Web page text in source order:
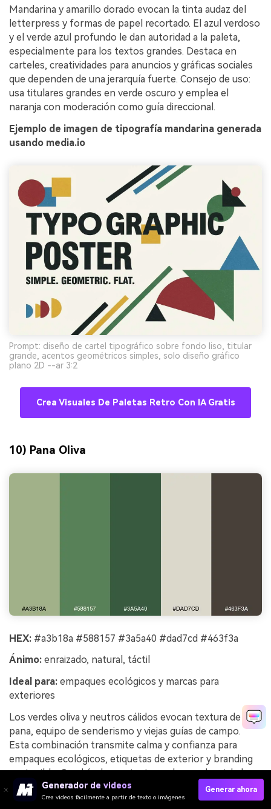
Mandarina y amarillo dorado evocan la tinta audaz del
letterpress y formas de papel recortado. El azul verdoso
y el verde azul profundo le dan autoridad a la paleta,
especialmente para los textos grandes. Destaca en
carteles, creatividades para anuncios y gráficas sociales
que dependen de una jerarquía fuerte. Consejo de uso:
usa titulares grandes en verde oscuro y emplea el
naranja con moderación como guía direccional.
Ejemplo de imagen de tipografía mandarina generada
usando media.io
Prompt: diseño de cartel tipográfico sobre fondo liso, titular
grande, acentos geométricos simples, solo diseño gráfico
plano 2D --ar 3:2
Crea Visuales De Paletas Retro Con IA Gratis
10) Pana Oliva
HEX: #a3b18a #588157 #3a5a40 #dad7cd #463f3a
Ánimo: enraizado, natural, táctil
Ideal para: empaques ecológicos y marcas para
exteriores
Los verdes oliva y neutros cálidos evocan textura de
pana, equipo de senderismo y viejas guías de campo.
Esta combinación transmite calma y confianza para
empaques ecológicos, etiquetas de exterior y branding
sostenible. Combínala con texturas de papel reciclado y
tipografía sans-serif simple para mantener lo moderno.
Consejo de uso: usa el verde más oscuro solo para
Generador de videos
Crea videos fácilmente a partir de texto o imágenes
Generar ahora